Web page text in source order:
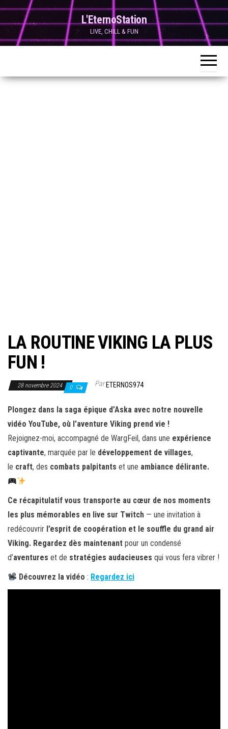
Skip
to
content
L'EternoStation
LIVE, CHILL & FUN
LA ROUTINE VIKING LA PLUS
FUN !
28 novembre 2024 0 ParETERNOS974
Plongez dans la saga épique d’Aska avec notre nouvelle
vidéo YouTube, où l’aventure Viking prend vie !
Rejoignez-moi, accompagné de WargFeil, dans une expérience
captivante, marquée par le développement de villages,
le craft, des combats palpitants et une ambiance délirante.
Ce récapitulatif vous transporte au cœur de nos moments
les plus mémorables en live sur Twitch — une invitation à
redécouvrir l’esprit de coopération et le souffle du grand air
Viking. Regardez dès maintenant pour un condensé
d’aventures et de stratégies audacieuses qui vous fera vibrer !
Découvrez la vidéo : Regardez ici